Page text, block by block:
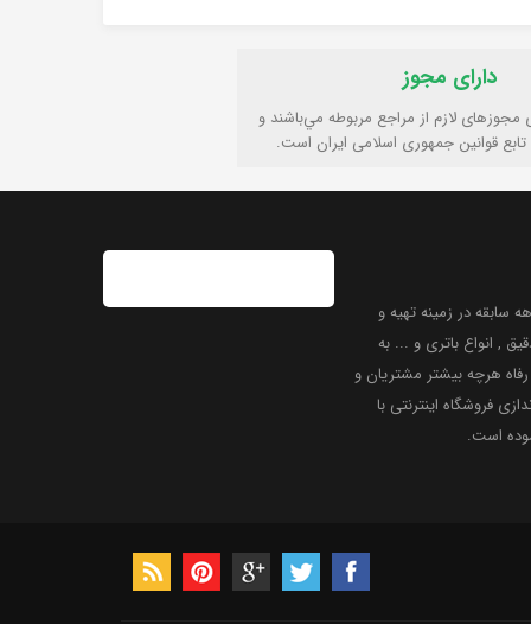
دارای مجوز
مجوزهای لازم از مراجع مربوطه مي‌باشند و
قوانين جمهوری اسلامی ايران است.
سابقه در زمینه تهیه و
, انواع باتری و ... به
هرچه بیشتر مشتریان و
فروشگاه اینترنتی با
است.